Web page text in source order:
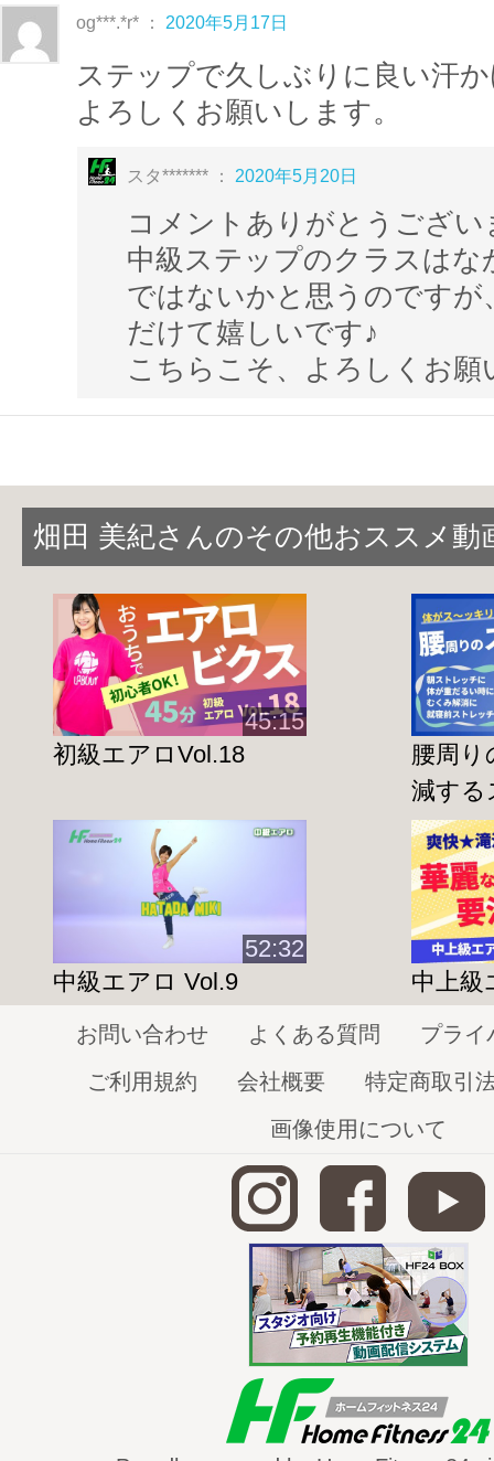
2015年11月 ルーキーコンテスト 日本
2016年 4月 ルーキーコンテスト フラ
畑田美紀インストラクターは国際大会 で
足元の動きだけに囚われず、上半身も
脂肪燃焼 しましょう！！
こちらのステップは 中級です。
に慣れてきた方向けの内容とな
『はじめて→入門→初級→初中級→中級
に気を付けて
十分なスペースを確保して行って下さ
【おススメ動画】
☆高山英士インストラクターのワンポイン
ステップ台へのアプローチ
☆小谷真弓インストラクターのワンポイン
安定したステップを行うために
http://home-fitness24.jp/2084
☆こちらもオススメ☆
はじめてステップVol.1
http://home-fitness24.jp/2330
初級ステップVol.1
http://home-fitness24.jp/3024
http://home-fitness24.jp/2085
http://home-fitness24.jp/2336
初中級ダンスステップVol.1
http://home-fitness24.jp/1676
og***.*r* ： 2020年5月17日
ステップで久しぶりに良い汗
よろしくお願いします。
スタ******* ： 2020年5月20日
コメントありがとうござい
中級ステップのクラスはな
ではないかと思うのですが
だけて嬉しいです♪
こちらこそ、よろしくお願
畑田 美紀さんのその他おススメ動
45:15
初級エアロVol.18
腰周り
減する
52:32
中級エアロ Vol.9
中上級
お問い合わせ よくある質問
プライ
ご利用規約
会社概要
特定商取引
画像使用について